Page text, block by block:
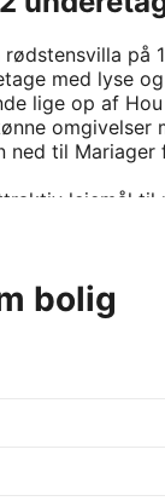
på
med lyse
lige op af
omgivelser
ned til
lejemål til
af lejer.
pænt stort
solrig
have, pænt
samt
bolig